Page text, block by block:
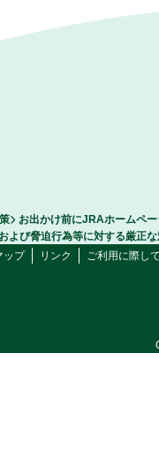
お出かけ前にJRAホームペ
よび脅迫行為等に対する厳正
ップ リンク ご利用に際し